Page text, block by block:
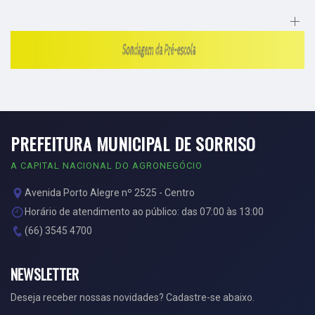
PREFEITURA MUNICIPAL DE SORRISO
A CAPITAL NACIONAL DO AGRONEGÓCIO
Avenida Porto Alegre nº 2525 - Centro
Horário de atendimento ao público: das 07:00 às 13:00
(66) 3545 4700
NEWSLETTER
Deseja receber nossas novidades? Cadastre-se abaixo.